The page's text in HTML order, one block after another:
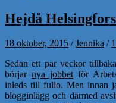
Hejdå
18 oktober, 2015 /Jennika /
Sedan ett par veckor
börjar nya jobbetför
inleds till fullo. Men innan
blogginlägg och därmed